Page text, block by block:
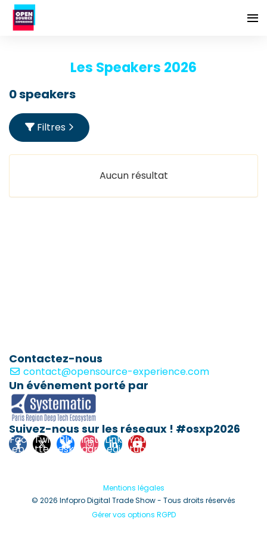
Les Speakers 2026
0 speakers
Filtres
Aucun résultat
Contactez-nous
contact@opensource-experience.com
Un événement porté par
Suivez-nous sur les réseaux ! #osxp2026
Fac
eb
Twi
tte
Blu
esk
Inst
agr
Link
edi
You
tub
Mentions légales
© 2026 Infopro Digital Trade Show - Tous droits réservés
Gérer vos options RGPD